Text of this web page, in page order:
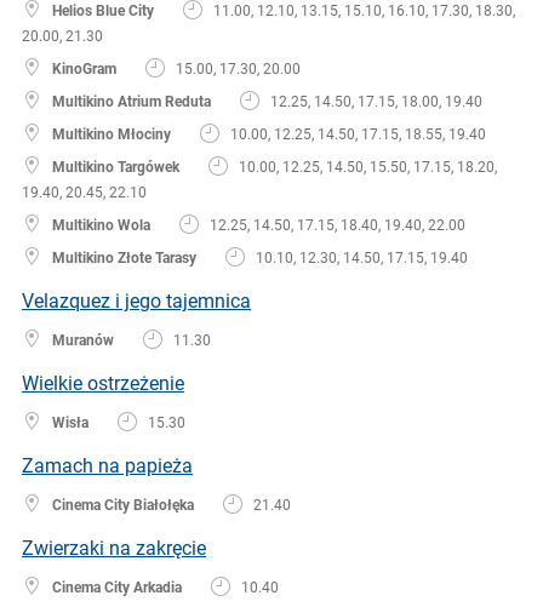
Helios Blue City
11.00, 12.10, 13.15, 15.10, 16.10, 17.30, 18.30,
20.00, 21.30
KinoGram
15.00, 17.30, 20.00
Multikino Atrium Reduta
12.25, 14.50, 17.15, 18.00, 19.40
Multikino Młociny
10.00, 12.25, 14.50, 17.15, 18.55, 19.40
Multikino Targówek
10.00, 12.25, 14.50, 15.50, 17.15, 18.20,
19.40, 20.45, 22.10
Multikino Wola
12.25, 14.50, 17.15, 18.40, 19.40, 22.00
Multikino Złote Tarasy
10.10, 12.30, 14.50, 17.15, 19.40
Velazquez i jego tajemnica
Muranów 11.30
Wielkie ostrzeżenie
Wisła 15.30
Zamach na papieża
Cinema City Białołęka 21.40
Zwierzaki na zakręcie
Cinema City Arkadia
10.40